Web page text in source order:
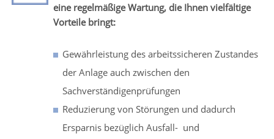
eine regelmäßige Wartung, die Ihnen vielfältige
Vorteile bringt:
Gewährleistung des arbeitssicheren Zustandes
der Anlage auch zwischen den
Sachverständigenprüfungen
Reduzierung von Störungen und dadurch
Ersparnis bezüglich Ausfall- und